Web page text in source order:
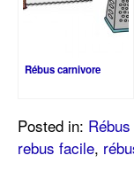
Rébus carnivore
Posted in:
rebus facile,